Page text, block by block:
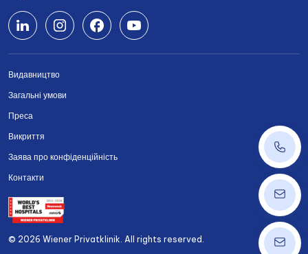
English
Srpski
© 2026 Wiener Privatklinik. All rights reserved.
Видавництво
Загальні умови
Преса
Викриття
Заява про конфіденційність
Контакти
+43